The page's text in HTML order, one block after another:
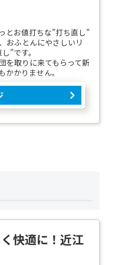
とお値打ちな”打ち直し”
おふとんにやさしいリ
”です。
を取りに来てもらって新
かりません。
快適に！近江